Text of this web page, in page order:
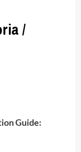
/
Guide: